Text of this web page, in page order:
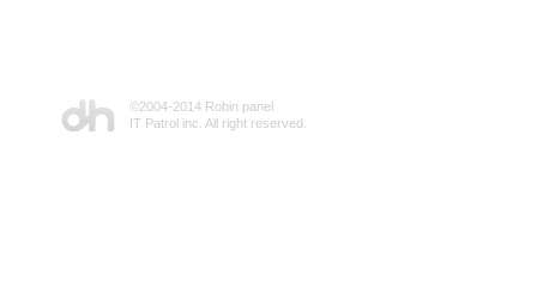
©2004-2014 Robin panel
IT Patrol inc. All right reserved.